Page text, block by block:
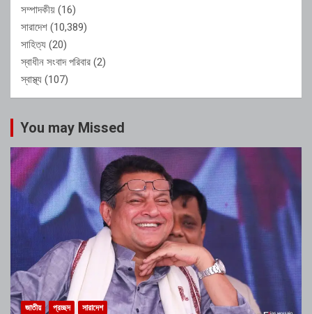
সম্পাদকীয় (16)
সারাদেশ (10,389)
সাহিত্য (20)
স্বাধীন সংবাদ পরিবার (2)
স্বাস্থ্য (107)
You may Missed
জাতীয় প্রচ্ছদ সারাদেশ